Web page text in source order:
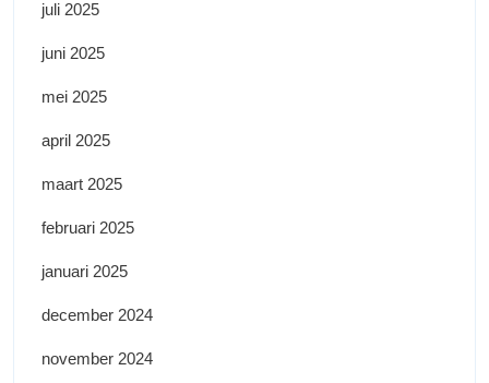
juli 2025
juni 2025
mei 2025
april 2025
maart 2025
februari 2025
januari 2025
december 2024
november 2024